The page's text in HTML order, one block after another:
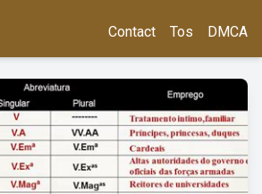
Contact Tos DMCA